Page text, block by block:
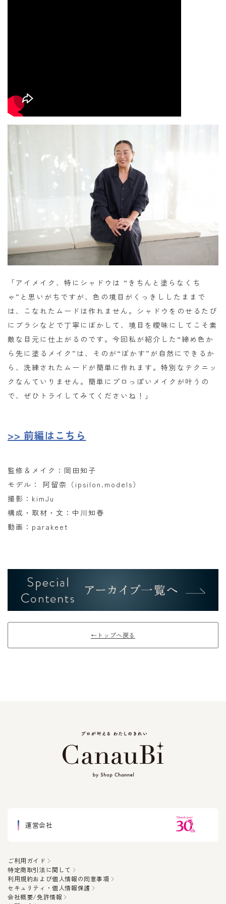
「アイメイク、特にシャドウは “きちんと塗らなくち
ゃ”と思いがちですが、色の境目がくっきししたままで
は、こなれたムードは作れません。シャドウをのせるたび
にブラシなどで丁寧にぼかして、境目を曖昧にしてこそ素
敵な目元に仕上がるのです。今回私が紹介した“締め色か
ら先に塗るメイク”は、そのが“ぼかす”が自然にできるか
ら、洗練されたムードが簡単に作れます。特別なテクニッ
クなんていりません。簡単にプロっぽいメイクが叶うの
で、ぜひトライしてみてくださいね！」
>> 前編はこちら
監修＆メイク：岡田知子
モデル： 阿留奈（ipsilon.models）
撮影：kimJu
構成・取材・文：中川知春
動画：parakeet
←トップへ戻る
運営会社
ご利用ガイド
特定商取引法に関して
利用規約および個人情報の同意事項
セキュリティ・個人情報保護
会社概要/免許情報